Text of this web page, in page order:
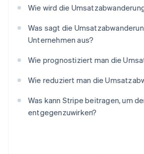
Wie wird die
Was sagt die
Unternehmen aus?
Wie prognostiziert man die
Wie reduziert man die
Was kann Stripe beitragen, um
entgegenzuwirken?